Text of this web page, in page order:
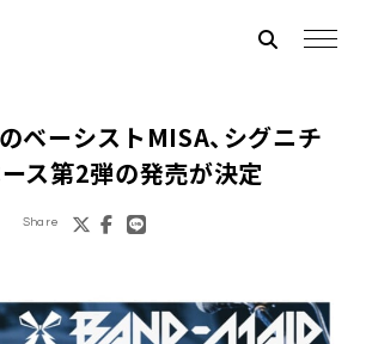
ベーシストMISA、シグニチ
ス第2弾の発売が決定
Share